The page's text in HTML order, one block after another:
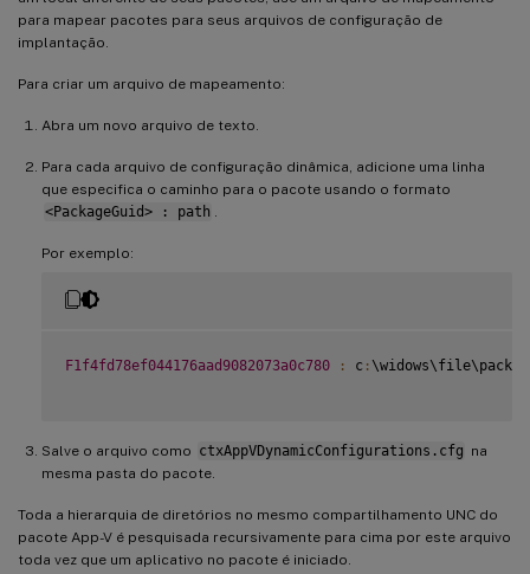
para mapear pacotes para seus arquivos de configuração de
implantação.
Para criar um arquivo de mapeamento:
Abra um novo arquivo de texto.
Para cada arquivo de configuração dinâmica, adicione uma linha
que especifica o caminho para o pacote usando o formato
<PackageGuid> : path
Por exemplo:
F1f4fd78ef044176aad9082073a0c780 : c :
Salve o arquivo como ctxAppVDynamicConfigurations.cfg na
mesma pasta do pacote.
Toda a hierarquia de diretórios no mesmo compartilhamento UNC do
pacote App-V é pesquisada recursivamente para cima por este arquivo
toda vez que um aplicativo no pacote é iniciado.